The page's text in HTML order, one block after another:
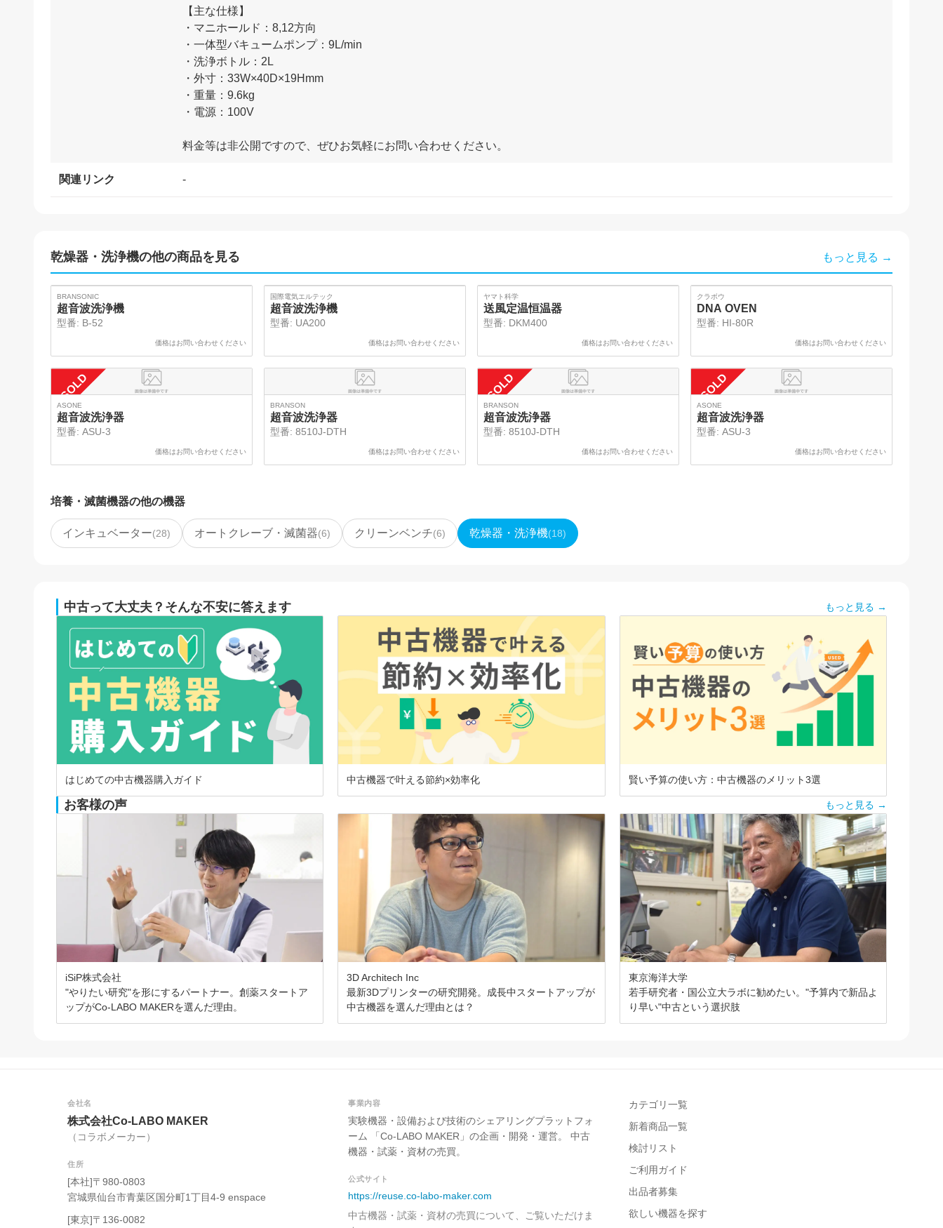
【主な仕様】
・マニホールド：8,12方向
・一体型バキュームポンプ：9L/min
・洗浄ボトル：2L
・外寸：33W×40D×19Hmm
・重量：9.6kg
・電源：100V
関連リンク -
乾燥器・洗浄機の他の商品を見る もっと見る →
BRANSONIC
超音波洗浄機
型番: B-52
価格はお問い合わせください
SOLD
国際電気エルテック
超音波洗浄機
型番: UA200
価格はお問い合わせください
SOLD
ヤマト科学
送風定温恒温器
型番: DKM400
価格はお問い合わせください
クラボウ
DNA OVEN
型番: HI-80R
価格はお問い合わせください
SOLD
ASONE
超音波洗浄器
型番: ASU-3
価格はお問い合わせください
BRANSON
超音波洗浄器
型番: 8510J-DTH
価格はお問い合わせください
SOLD
BRANSON
超音波洗浄器
型番: 8510J-DTH
価格はお問い合わせください
SOLD
ASONE
超音波洗浄器
型番: ASU-3
価格はお問い合わせください
培養・滅菌機器の他の機器
インキュベーター(28) オートクレーブ・滅菌器(6) クリーンベンチ(6) 乾燥器・洗浄機(18)
中古って大丈夫？そんな不安に答えます もっと見る →
はじめての中古機器購入ガイド 中古機器で叶える節約×効率化 賢い予算の使い方：中古機器のメリット3選
お客様の声 もっと見る →
iSiP株式会社
"やりたい研究"を形にするパートナー。創薬スタートア
ップがCo-LABO MAKERを選んだ理由。
3D Architech Inc
最新3Dプリンターの研究開発。成長中スタートアップが
中古機器を選んだ理由とは？
東京海洋大学
若手研究者・国公立大ラボに勧めたい。"予算内で新品よ
り早い"中古という選択肢
会社名
株式会社Co-LABO MAKER
（コラボメーカー）
住所
[本社]〒980-0803
宮城県仙台市青葉区国分町1丁目4-9 enspace
[東京]〒136-0082
事業内容
実験機器・設備および技術のシェアリングプラットフォ
ーム 「Co-LABO MAKER」の企画・開発・運営。 中古
機器・試薬・資材の売買。
公式サイト
https://reuse.co-labo-maker.com
中古機器・試薬・資材の売買について、ご覧いただけま
カテゴリ一覧
新着商品一覧
検討リスト
ご利用ガイド
出品者募集
欲しい機器を探す